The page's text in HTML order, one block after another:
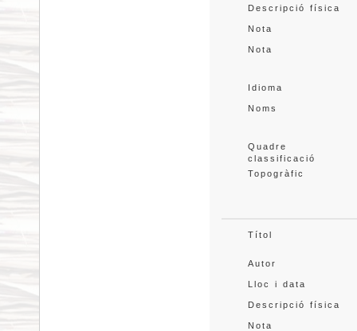
Descripció física
Nota
Nota
Idioma
Noms
Quadre
classificació
Topogràfic
Títol
Autor
Lloc i data
Descripció física
Nota